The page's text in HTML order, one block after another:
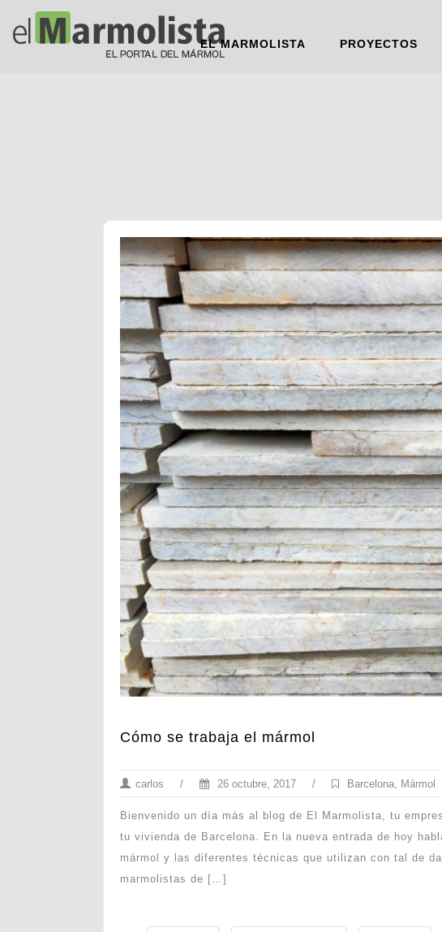
EL MARMOLISTA PROYECTOS
Cómo se trabaja el mármol
carlos / 26 octubre, 2017 / Barcelona, Mármol
Bienvenido un día más al blog de El Marmolista, tu
tu vivienda de Barcelona. En la nueva entrada de hoy
mármol y las diferentes técnicas que utilizan con tal de
marmolistas de […]